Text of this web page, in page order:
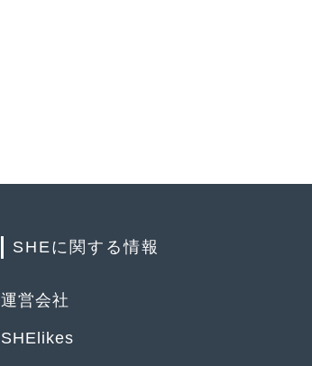
SHEに関する情報
運営会社
SHElikes